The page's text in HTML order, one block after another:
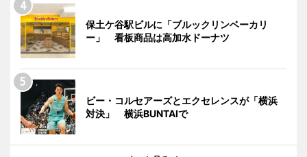
保土ケ谷駅ビルに「ブルックリンベーカリ
ー」 看板商品は高加水ドーナツ
ビー・コルセアーズとエクセレンスが「横浜
対決」 横浜BUNTAIで